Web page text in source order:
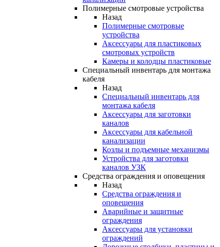
Полимерные смотровые устройства
Назад
Полимерные смотровые
устройства
Аксессуары для пластиковых
смотровых устройств
Камеры и колодцы пластиковые
Специальный инвентарь для монтажа
кабеля
Назад
Специальный инвентарь для
монтажа кабеля
Аксессуары для заготовки
каналов
Аксессуары для кабельной
канализации
Козлы и подъемные механизмы
Устройства для заготовки
каналов УЗК
Средства ограждения и оповещения
Назад
Средства ограждения и
оповещения
Аварийные и защитные
ограждения
Аксессуары для установки
ограждений